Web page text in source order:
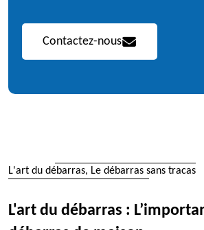
Contactez-nous
L'art du débarras, Le débarras sans tracas
L'art du débarras :